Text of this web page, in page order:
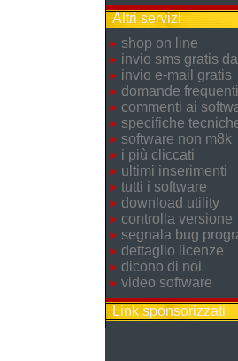
Altri servizi
shop on line
invio sms gratis
invio e-mail gratis
domande
commenti ai
specifiche
software non m8k
i più cliccati
ultimi inserimenti
tutti i software
download utility
controlla versione
segnala bug
dettaglio licenze
dicono di noi
video software
Link sponsorizzati